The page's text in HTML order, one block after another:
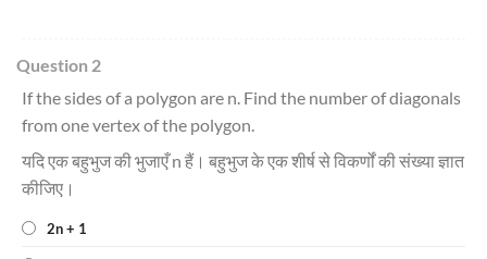
Question 2
If the sides of a polygon are n. Find the number of diagonals
from one vertex of the polygon.
यदि एक बहुभुज की भुजाएँ n हैं। बहुभुज के एक शीर्ष से विकर्णों की संख्या ज्ञात
कीजिए।
2n + 1